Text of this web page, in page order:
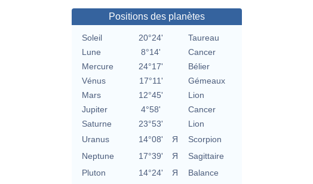
Positions des planètes
Soleil 20°24'
Taureau
Lune
8°14'
Cancer
Mercure
24°17'
Bélier
Vénus
17°11'
Gémeaux
Mars
12°45'
Lion
Jupiter
4°58'
Cancer
Saturne
23°53'
Lion
Uranus
14°08' Я
Scorpion
Neptune
17°39' Я
Sagittaire
Pluton
14°24' Я
Balance